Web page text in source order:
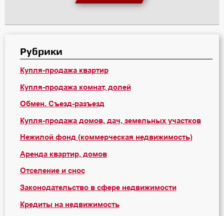
Рубрики
Купля-продажа квартир
Купля-продажа комнат, долей
Обмен. Съезд-разъезд
Купля-продажа домов, дач, земельных участков
Нежилой фонд (коммерческая недвижимость)
Аренда квартир, домов
Отселение и снос
Законодательство в сфере недвижимости
Кредиты на недвижимость